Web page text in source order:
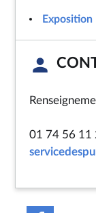
01 74 56 11